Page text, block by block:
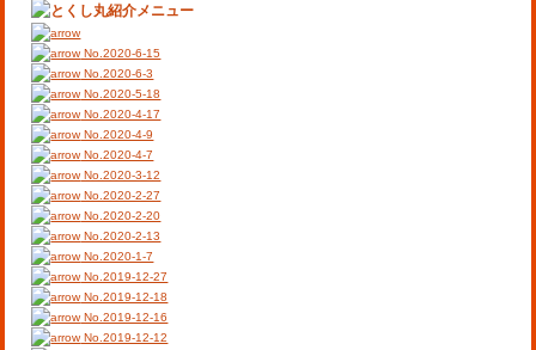
販売パートナー募集
オススメリンク
お問合せ
No.2020-6-15
No.2020-6-3
No.2020-5-18
No.2020-4-17
No.2020-4-9
No.2020-4-7
No.2020-3-12
No.2020-2-27
No.2020-2-20
No.2020-2-13
No.2020-1-7
No.2019-12-27
No.2019-12-18
No.2019-12-16
No.2019-12-12